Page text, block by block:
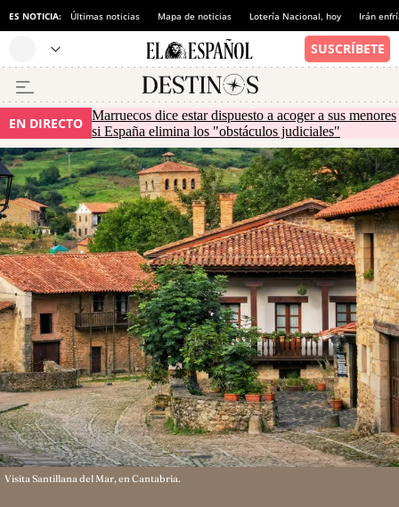
ES NOTICIA: Últimas noticias Mapa de noticias Lotería Nacional, hoy Irán
EN DIRECTO Marruecos dice estar dispuesto a acoger a sus menores
si España elimina los "obstáculos judiciales"
Visita Santillana del Mar, en Cantabria.